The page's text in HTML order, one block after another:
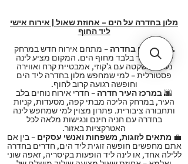
מלון בחדרה על הים – אחוזת שאול | אירוח אישי
ליד החוף
🌊
ליד הים בחדרה – מתחם אירוח חדש במרחק
כ-500 מטר בלבד מחוף הים. המקום מציע לינה
נעימה ושקטה עם ג’קוזי, אמבטיית קרח ואווירה
פסטורלית – למי שמחפש מלון בחדרה ליד הים
וחופשה רגועה קרוב לחוף.
🌆במרכז העיר חדרה – חדרי אירוח נוחים בלב
העיר, במרחק הליכה מבתי קפה, מסעדות, קניות
ותחבורה ציבורית. פתרון מצוין למי שמחפש לינה
בחדרה עם חניה חינם ונגישות מלאה לכל
האטרקציות באזור.
💼 מתאים לזוגות, משפחות ואנשי עסקים – בין אם
אתם מחפשים חופשה זוגית ליד הים, חדרים בחדרה
ללילה אחד, או לינה ליד הופעות בקיסריה, זאפה שוני